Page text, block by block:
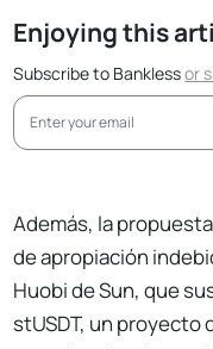
Enjoying this
Subscribe to Banklessor
Además, la
de apropiación
Huobi de Sun, que
stUSDT, un proyecto